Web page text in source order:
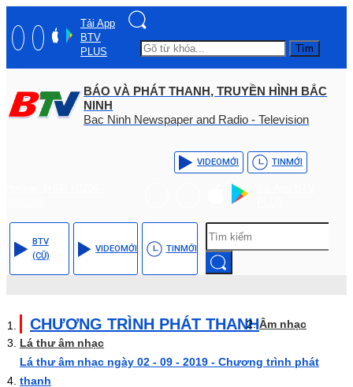
Tải App
BTV
PLUS
Tìm
BÁO VÀ PHÁT THANH, TRUYỀN HÌNH BẮC
NINH
Bac Ninh Newspaper and Radio - Television
VIDEOMỚI TINMỚI
BTV
(CŨ)
VIDEOMỚI TINMỚI
CHƯƠNG TRÌNH PHÁT THANHÂm nhạc
Lá thư âm nhạc
Lá thư âm nhạc ngày 02 - 09 - 2019 - Chương trình phát
thanh